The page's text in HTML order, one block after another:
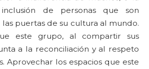
de personas que son
puertas de su cultura al mundo.
este grupo, al compartir sus
a la reconciliación y al respeto
Aprovechar los espacios que este